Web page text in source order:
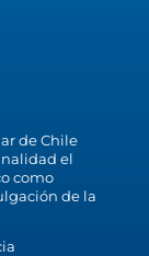
de Chile
el
como
de la